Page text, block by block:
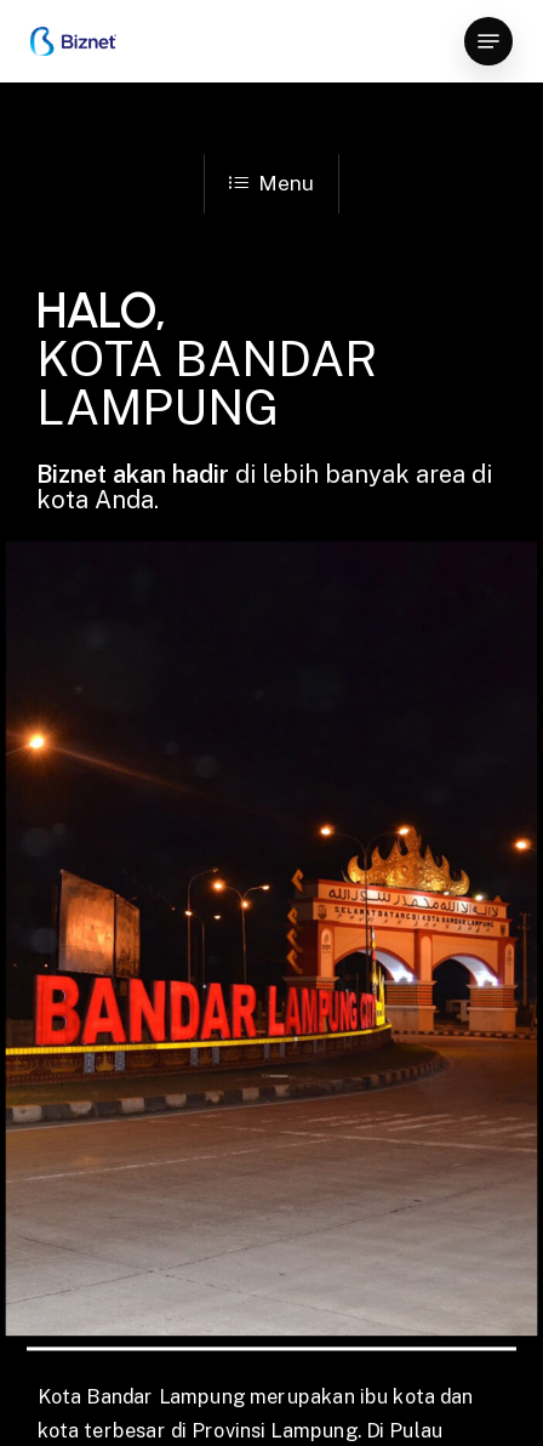
main
Menu
Menu
HALO,
KOTA BANDAR
LAMPUNG
Biznet akan hadir di lebih banyak area di
kota Anda.
Kota Bandar Lampung merupakan ibu kota dan
kota terbesar di Provinsi Lampung. Di Pulau